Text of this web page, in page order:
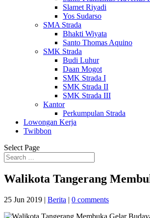
Slamet Riyadi
Yos Sudarso
SMA Strada
Bhakti Wiyata
Santo Thomas Aquino
SMK Strada
Budi Luhur
Daan Mogot
SMK Strada I
SMK Strada II
SMK Strada III
Kantor
Perkumpulan Strada
Lowongan Kerja
Twibbon
Select Page
Walikota Tangerang
25 Jun 2019 | Berita | 0 comments